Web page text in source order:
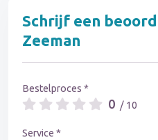
Schrijf een
Zeeman
Bestelproces *
0 / 10
Service *